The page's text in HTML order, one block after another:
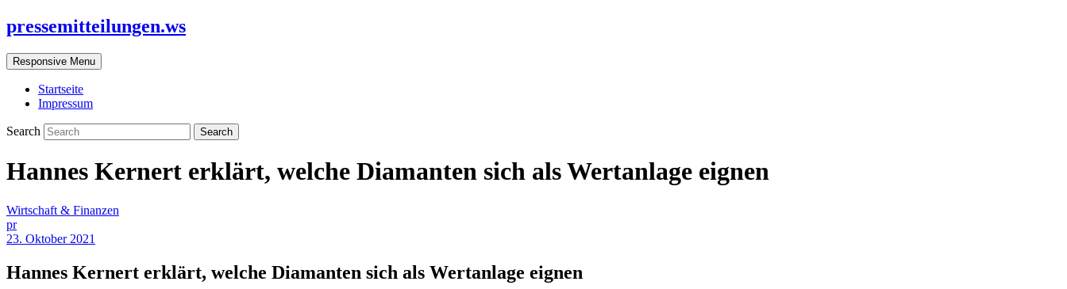
pressemitteilungen.ws
Responsive Menu
Startseite
Impressum
Search
Hannes Kernert erklärt, welche Diamanten sich als Wertanlage eignen
Wirtschaft & Finanzen
pr
23. Oktober 2021
Hannes Kernert erklärt, welche Diamanten sich als Wertanlage eignen